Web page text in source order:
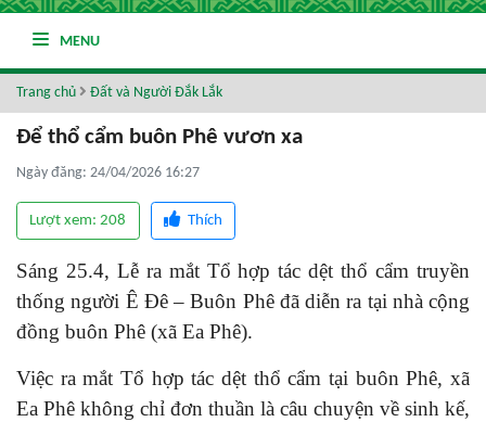
MENU
Trang chủ Đất và Người Đắk Lắk
Để thổ cẩm buôn Phê vươn xa
Ngày đăng: 24/04/2026 16:27
Lượt xem: 208 Thích
Sáng 25.4, Lễ ra mắt Tổ hợp tác dệt thổ cẩm truyền
thống người Ê Đê – Buôn Phêđã diễn ra tại nhà cộng
đồng buôn Phê (xã Ea Phê).
Việc ra mắt Tổ hợp tác dệt thổ cẩm tại buôn Phê, xã
Ea Phê không chỉ đơn thuần là câu chuyện về sinh kế,